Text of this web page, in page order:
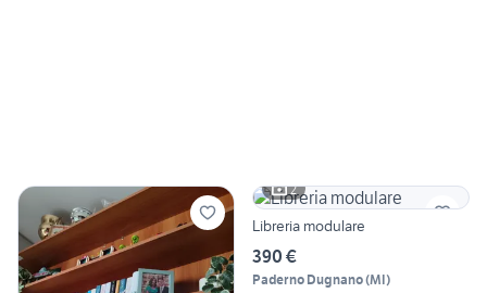
2
Libreria modulare
390 €
Paderno Dugnano(MI)